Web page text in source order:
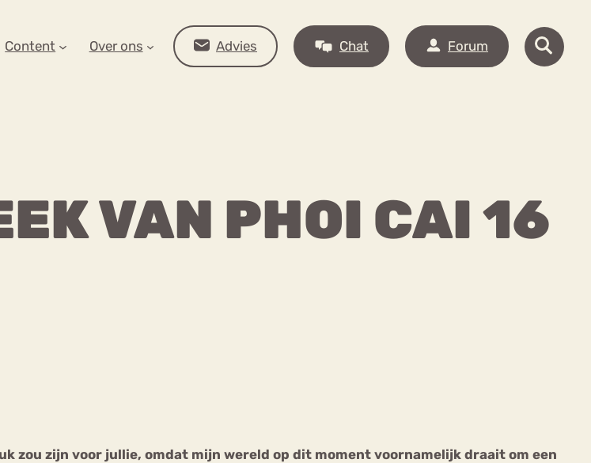
Content Over ons Advies Chat Forum
VAN PHOI CAI 16
zou zijn voor jullie, omdat mijn wereld op dit moment voornamelijk draait om een